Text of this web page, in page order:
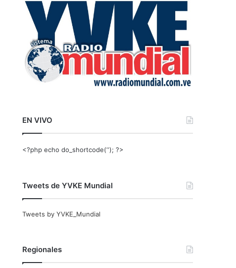
r
EN VIVO
<?php echo do_shortcode(‘‘); ?>
Tweets de YVKE Mundial
Tweets by YVKE_Mundial
Regionales